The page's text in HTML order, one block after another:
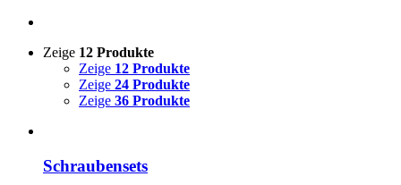
Zeige 12 Produkte
Zeige 12 Produkte
Zeige 24 Produkte
Zeige 36 Produkte
Schraubensets